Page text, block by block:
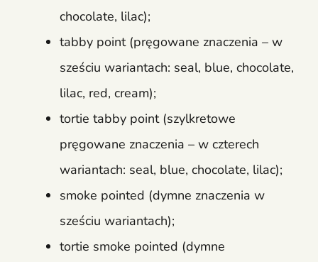
chocolate, lilac);
tabby point (pręgowane znaczenia – w
sześciu wariantach: seal, blue, chocolate,
lilac, red, cream);
tortie tabby point (szylkretowe
pręgowane znaczenia – w czterech
wariantach: seal, blue, chocolate, lilac);
smoke pointed (dymne znaczenia w
sześciu wariantach);
tortie smoke pointed (dymne